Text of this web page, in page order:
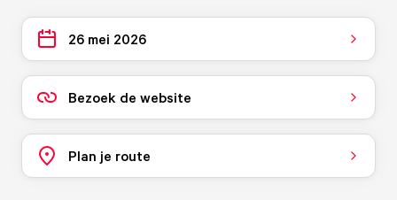
26 mei 2026
Bezoek de website
Plan je route